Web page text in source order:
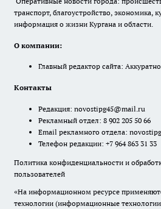
транспорт, благоустройство, экономика,
информация о жизни Кургана и области.
О компании:
Главный редактор сайта:
Контакты
Редакция: novostipg45@mail.ru
Рекламный отдел: 8 902 205 50 66
Email рекламного отдела:
Телефон редакции: +7 964 863 31 33
Политика конфиденциальности и
пользователей
«На информационном ресурсе
технологии (информационные